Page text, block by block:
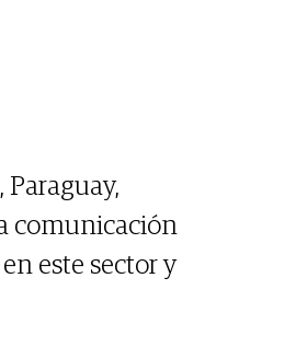
comunicación
este sector y